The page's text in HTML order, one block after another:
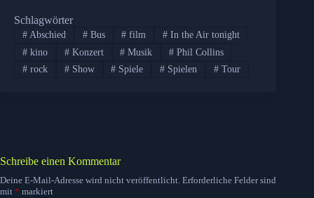
Schlagwörter
#Abschied #Bus # film # In the Air tonight
#kino #Konzert # Musik # Phil Collins
#rock #Show # Spiele # Spielen # Tour
Schreibe einen Kommentar
Deine E-Mail-Adresse wird nicht veröffentlicht. Erforderliche Felder sind
mit * markiert